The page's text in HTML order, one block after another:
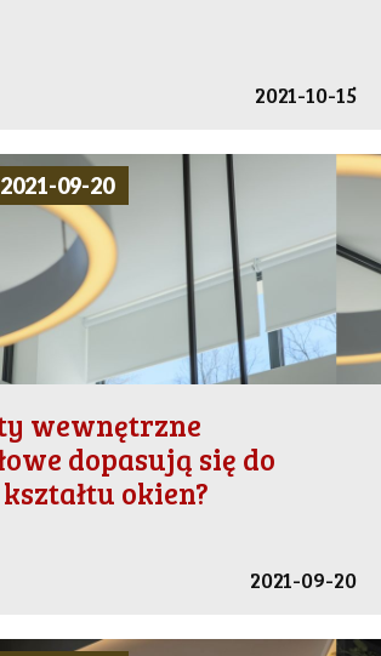
2021-10-15
09-20
wewnętrzne
dopasują się do
okien?
2021-09-20